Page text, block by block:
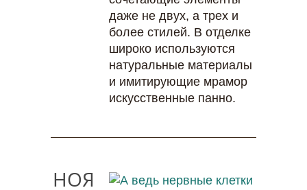
даже не двух, а трех и
более стилей. В отделке
широко используются
натуральные материалы
и имитирующие мрамор
искусственные панно.
НОЯ